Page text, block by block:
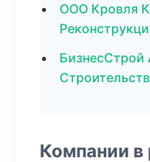
ООО Кровля
БизнесСтрой
Компании в